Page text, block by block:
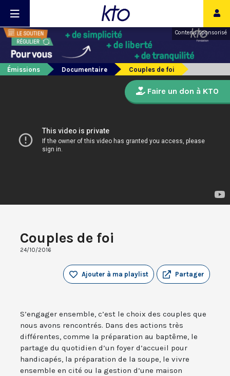
Contenu sponsorisé
Émissions Documentaire Couples de foi
Couples de foi
24/10/2016
Partager
Ajouter à ma playlist
S’engager ensemble, c’est le choix des couples que
nous avons rencontrés. Dans des actions très
différentes, comme la préparation au baptême, le
partage du quotidien d’un foyer d’accueil pour
handicapés, la préparation de la soupe, le vivre
ensemble en cité ou la gestion d’une maison
Faire un don à KTO